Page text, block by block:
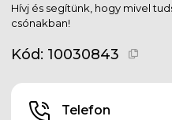
Hívj és segítünk, hogy mivel
csónakban!
Kód: 10030843
Telefon